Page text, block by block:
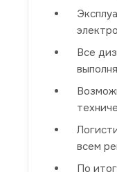
Все
всем
По